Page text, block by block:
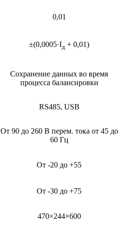
0,01
±(0,0005·Iд + 0,01)
Сохранение данных во время
процесса балансировки
RS485, USB
От 90 до 260 В перем. тока от 45 до
60 Гц
От -20 до +55
От -30 до +75
470×244×600